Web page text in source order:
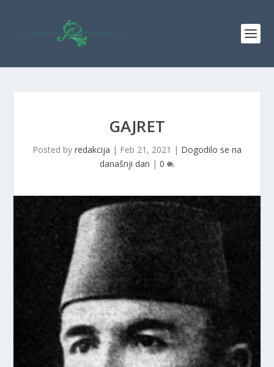
GAJRET
Posted by redakcija | Feb 21, 2021 | Dogodilo se na
današnji dan | 0